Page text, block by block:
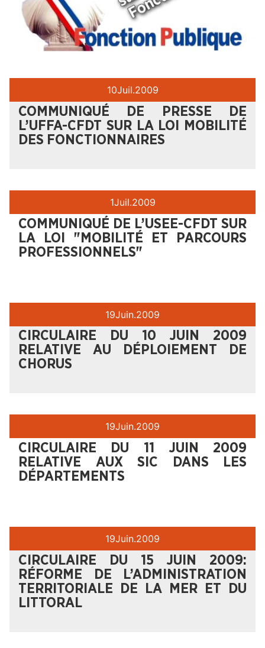
10Juil.2009
COMMUNIQUÉ DE PRESSE DE
L’UFFA-CFDT SUR LA LOI MOBILITÉ
DES FONCTIONNAIRES
1Juil.2009
COMMUNIQUÉ DE L’USEE-CFDT SUR
LA LOI "MOBILITÉ ET PARCOURS
PROFESSIONNELS"
19Juin.2009
CIRCULAIRE DU 10 JUIN 2009
RELATIVE AU DÉPLOIEMENT DE
CHORUS
19Juin.2009
CIRCULAIRE DU 11 JUIN 2009
RELATIVE AUX SIC DANS LES
DÉPARTEMENTS
19Juin.2009
CIRCULAIRE DU 15 JUIN 2009:
RÉFORME DE L’ADMINISTRATION
TERRITORIALE DE LA MER ET DU
LITTORAL